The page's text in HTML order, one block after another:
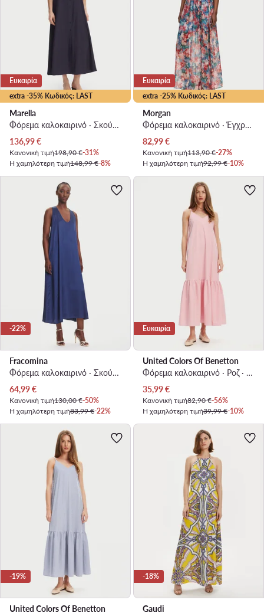
extra -35% Κωδικός: LAST
Ευκαιρία
Marella
Φόρεμα καλοκαιρινό · Σκούρο μπλε · Maxi
Τρέχουσα τιμή
136,99€
Κανονική τιμή198,90 €-31%
Η χαμηλότερη τιμή148,99 €-8%
extra -25% Κωδικός: LAST
Ευκαιρία
Morgan
Φόρεμα καλοκαιρινό · Έγχρωμο · Maxi
Τρέχουσα τιμή
82,99€
Κανονική τιμή113,90 €-27%
Η χαμηλότερη τιμή92,99 €-10%
-22%
Fracomina
Φόρεμα καλοκαιρινό · Σκούρο μπλε · Maxi
Τρέχουσα τιμή
64,99€
Κανονική τιμή130,00 €-50%
Η χαμηλότερη τιμή83,99 €-22%
Ευκαιρία
United Colors Of Benetton
Φόρεμα καλοκαιρινό · Ροζ · Maxi
Τρέχουσα τιμή
35,99€
Κανονική τιμή82,90 €-56%
Η χαμηλότερη τιμή39,99 €-10%
-19%
United Colors Of Benetton
-18%
Gaudi